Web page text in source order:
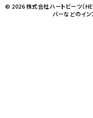
© 2026 株式会社ハートビーツ（
バーなどのイ